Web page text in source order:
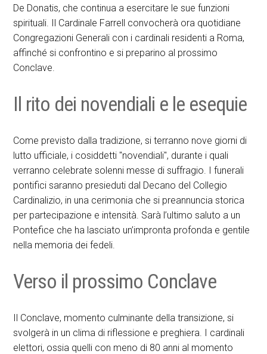
De Donatis, che continua a esercitare le sue funzioni
spirituali. Il Cardinale Farrell convocherà ora quotidiane
Congregazioni Generali con i cardinali residenti a Roma,
affinché si confrontino e si preparino al prossimo
Conclave.
Il rito dei novendiali e le esequie
Come previsto dalla tradizione, si terranno nove giorni di
lutto ufficiale, i cosiddetti "novendiali", durante i quali
verranno celebrate solenni messe di suffragio. I funerali
pontifici saranno presieduti dal Decano del Collegio
Cardinalizio, in una cerimonia che si preannuncia storica
per partecipazione e intensità. Sarà l’ultimo saluto a un
Pontefice che ha lasciato un’impronta profonda e gentile
nella memoria dei fedeli.
Verso il prossimo Conclave
Il Conclave, momento culminante della transizione, si
svolgerà in un clima di riflessione e preghiera. I cardinali
elettori, ossia quelli con meno di 80 anni al momento